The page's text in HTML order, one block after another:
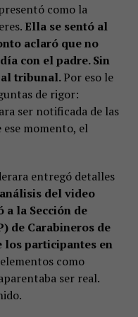
como la
Ella se sentó al
aclaró que no
con el padre. Sin
al tribunal.Por eso le
de rigor:
ser notificada de las
ese momento, el
entregó detalles
del video
la Sección de
de Carabineros de
los participantes en
como
ser real.